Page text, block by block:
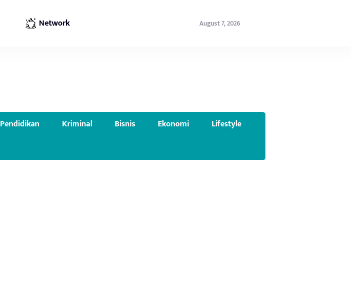
Network August 7, 2026
Pendidikan Kriminal Bisnis Ekonomi
Lifestyle